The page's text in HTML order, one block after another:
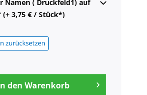
Namen ( Druckfeld1) auf
3,75 € / Stück*)
zurücksetzen
den Warenkorb